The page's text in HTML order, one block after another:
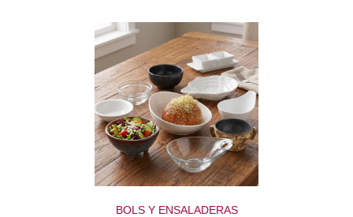
BOLS Y ENSALADERAS